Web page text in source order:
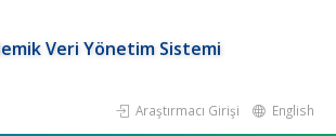
Veri Yönetim Sistemi
Araştırmacı Girişi English